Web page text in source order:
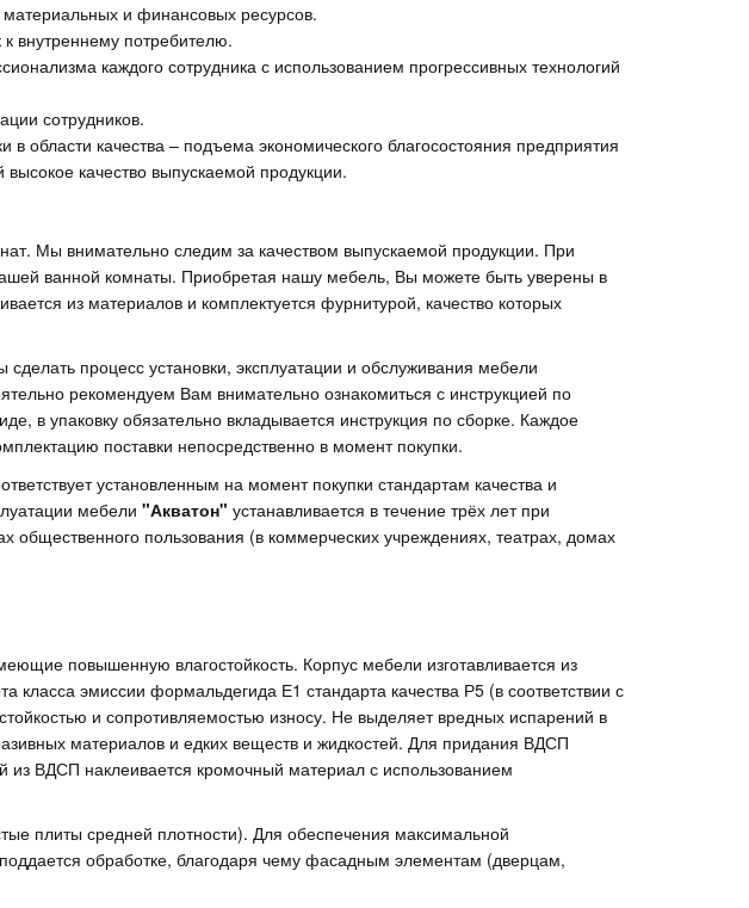
и финансовых ресурсов.
внутреннему потребителю.
каждого сотрудника с использованием прогрессивных технологий
сотрудников.
области качества – подъема экономического благосостояния предприятия
качество выпускаемой продукции.
Мы внимательно следим за качеством выпускаемой продукции. При
ванной комнаты. Приобретая нашу мебель, Вы можете быть уверены в
из материалов и комплектуется фурнитурой, качество которых
процесс установки, эксплуатации и обслуживания мебели
рекомендуем Вам внимательно ознакомиться с инструкцией по
в упаковку обязательно вкладывается инструкция по сборке. Каждое
поставки непосредственно в момент покупки.
установленным на момент покупки стандартам качества и
мебели "Акватон" устанавливается в течение трёх лет при
общественного пользования (в коммерческих учреждениях, театрах, домах
повышенную влагостойкость. Корпус мебели изготавливается из
эмиссии формальдегида Е1 стандарта качества Р5 (в соответствии с
и сопротивляемостью износу. Не выделяет вредных испарений в
материалов и едких веществ и жидкостей. Для придания ВДСП
ВДСП наклеивается кромочный материал с использованием
плиты средней плотности). Для обеспечения максимальной
обработке, благодаря чему фасадным элементам (дверцам,